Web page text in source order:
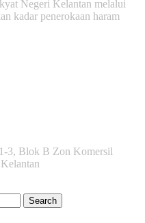
Negeri Kelantan melalui
kadar penerokaan haram
3, Blok B Zon Komersil